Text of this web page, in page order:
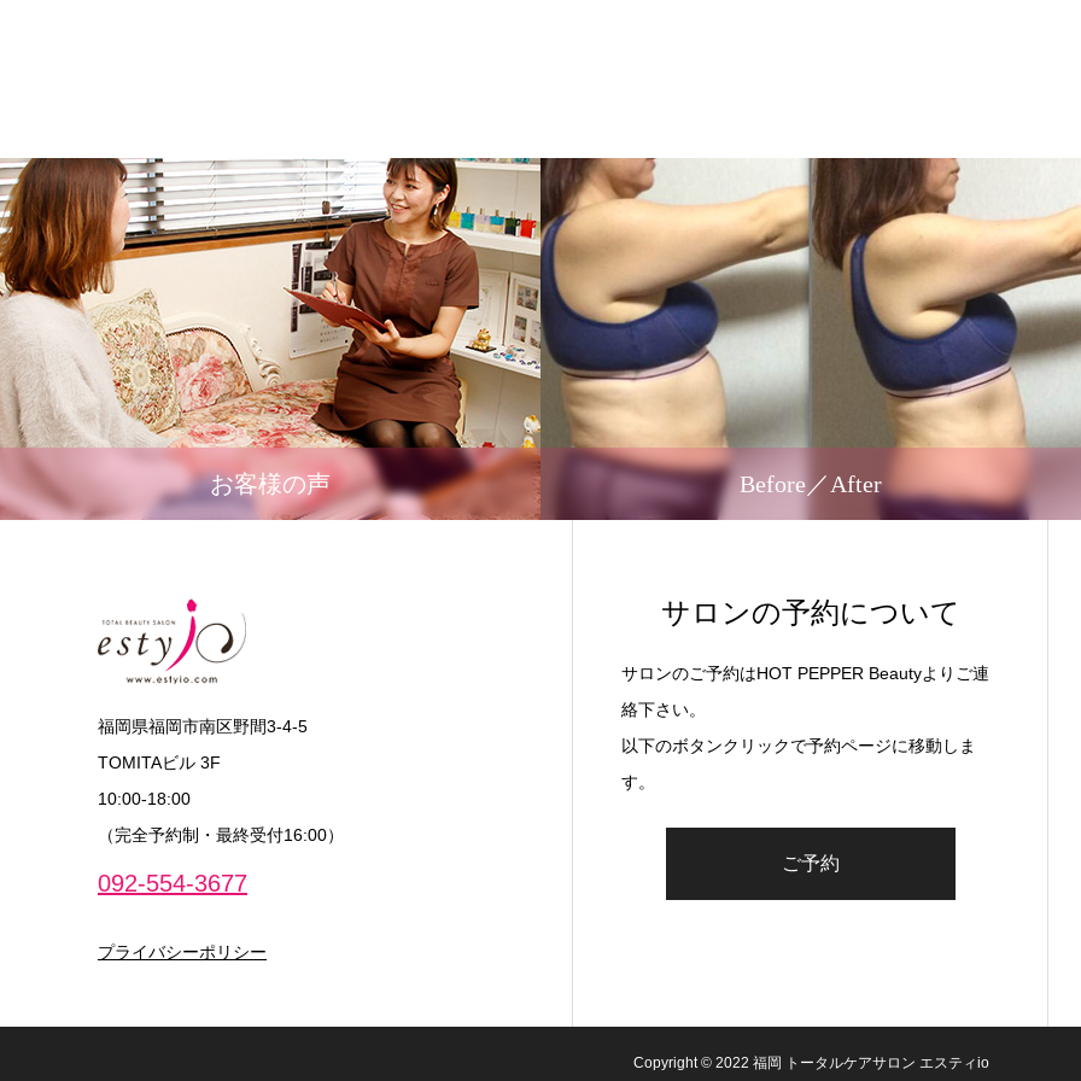
お客様の声 Before／After
福岡県福岡市南区野間3-4-5
TOMITAビル 3F
10:00‐18:00
（完全予約制・最終受付16:00）
092-554-3677
プライバシーポリシー
サロンの予約について
サロンのご予約はHOT PEPPER Beautyよりご連
絡下さい。
以下のボタンクリックで予約ページに移動しま
す。
ご予約
Copyright © 2022 福岡 トータルケアサロン エスティio